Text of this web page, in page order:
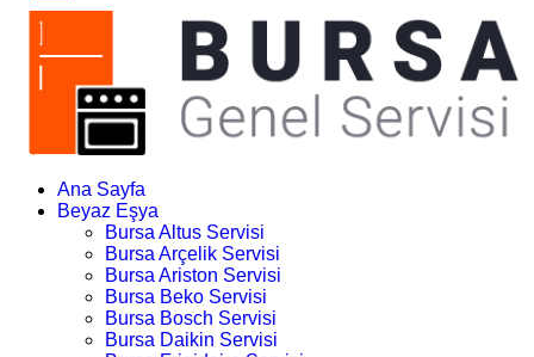
Ana Sayfa
Beyaz Eşya
Bursa Altus Servisi
Bursa Arçelik Servisi
Bursa Ariston Servisi
Bursa Beko Servisi
Bursa Bosch Servisi
Bursa Daikin Servisi